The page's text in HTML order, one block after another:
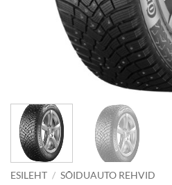
ESILEHT / SÕIDUAUTO REHVID